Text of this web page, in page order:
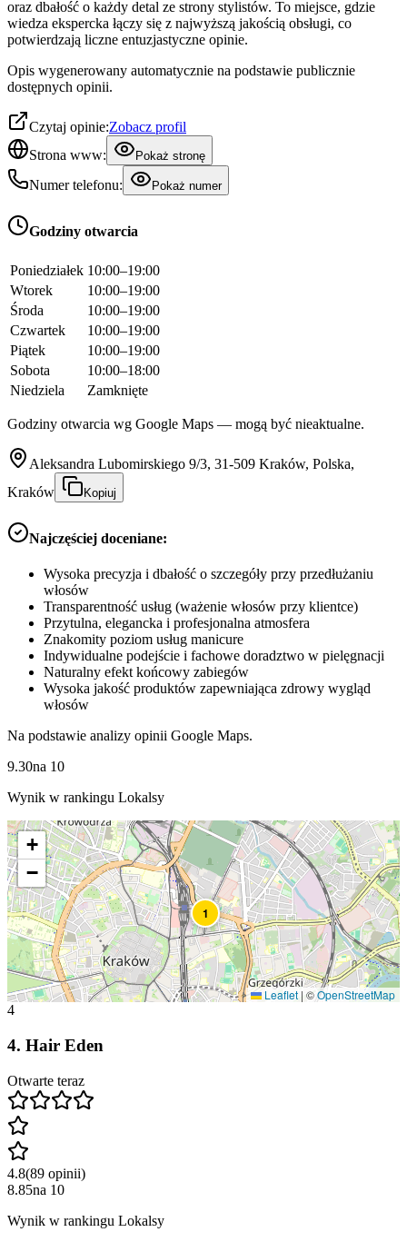
oraz dbałość o każdy detal ze strony stylistów. To miejsce, gdzie
wiedza ekspercka łączy się z najwyższą jakością obsługi, co
potwierdzają liczne entuzjastyczne opinie.
Opis wygenerowany automatycznie na podstawie publicznie
dostępnych opinii.
Czytaj opinie:Zobacz profil
Strona www:
Pokaż stronę
Numer telefonu: Pokaż numer
Godziny otwarcia
Poniedziałek 10:00–19:00
Wtorek
10:00–19:00
Środa
10:00–19:00
Czwartek
10:00–19:00
Piątek
10:00–19:00
Sobota
10:00–18:00
Niedziela
Zamknięte
Godziny otwarcia wg Google Maps — mogą być nieaktualne.
Aleksandra Lubomirskiego 9/3, 31-509 Kraków, Polska,
Kraków
Kopiuj
Najczęściej doceniane:
Wysoka precyzja i dbałość o szczegóły przy przedłużaniu
włosów
Transparentność usług (ważenie włosów przy klientce)
Przytulna, elegancka i profesjonalna atmosfera
Znakomity poziom usług manicure
Indywidualne podejście i fachowe doradztwo w pielęgnacji
Naturalny efekt końcowy zabiegów
Wysoka jakość produktów zapewniająca zdrowy wygląd
włosów
Na podstawie analizy opinii Google Maps.
9.30na 10
Wynik w rankingu Lokalsy
1
+
−
Leaflet | ©OpenStreetMap
4
4. Hair Eden
Otwarte teraz
4.8(89 opinii)
8.85na 10
Wynik w rankingu Lokalsy